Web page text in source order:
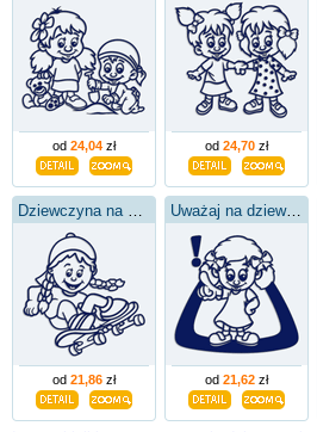
od 24,04 zł od 24,70 zł
od 21,86 zł
Uważaj na dziewczynę w samochodzie
od 21,62 zł